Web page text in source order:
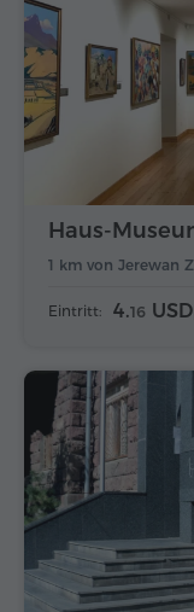
1 km von Jerewan
Haus-
Eintritt: 4.16 USD